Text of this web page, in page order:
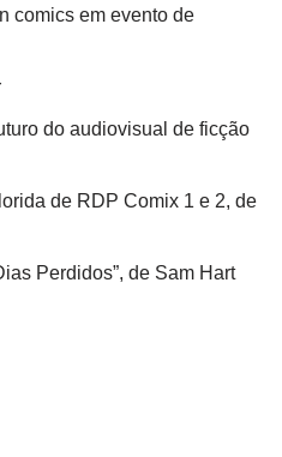
comics em evento de
do audiovisual de ficção
de RDP Comix 1 e 2, de
Perdidos”, de Sam Hart